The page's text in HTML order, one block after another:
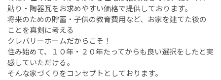
貼り・陶器瓦をお求めやすい価格で提供しております。
将来のための貯蓄・子供の教育費用など、お家を建てた後の
ことを真剣に考える
クレバリーホームだからこそ！
住み始めて、１０年・２０年たってからも良い選択をしたと実
感していただける。
そんな家づくりをコンセプトとしております。